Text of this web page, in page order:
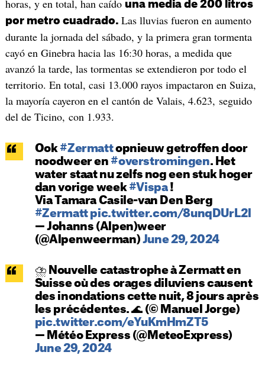
horas, y en total, han caído una media de 200 litros
por metro cuadrado. Las lluvias fueron en aumento
durante la jornada del sábado, y la primera gran tormenta
cayó en Ginebra hacia las 16:30 horas, a medida que
avanzó la tarde, las tormentas se extendieron por todo el
territorio. En total, casi 13.000 rayos impactaron en Suiza,
la mayoría cayeron en el cantón de Valais, 4.623, seguido
del de Ticino, con 1.933.
Ook #Zermattopnieuw getroffen door
noodweer en #overstromingen. Het
water staat nu zelfs nog een stuk hoger
dan vorige week #Vispa!
Via Tamara Casile-van Den Berg
#Zermatt pic.twitter.com/8unqDUrL2l
— Johanns (Alpen)weer
(@Alpenweerman) June 29, 2024
⛈️ Nouvelle catastrophe à Zermatt en
Suisse où des orages diluviens causent
des inondations cette nuit, 8 jours après
les précédentes. 🌊 (© Manuel Jorge)
pic.twitter.com/eYuKmHmZT5
— Météo Express (@MeteoExpress)
June 29, 2024